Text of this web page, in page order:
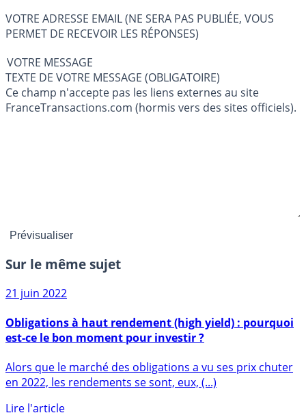
VOTRE ADRESSE EMAIL (NE SERA PAS PUBLIÉE, VOUS
PERMET DE RECEVOIR LES RÉPONSES)
VOTRE MESSAGE
TEXTE DE VOTRE MESSAGE (OBLIGATOIRE)
Ce champ n'accepte pas les liens externes au site
FranceTransactions.com (hormis vers des sites officiels).
Sur le même sujet
21 juin 2022
est-ce le bon moment pour investir ?
en 2022, les rendements se sont, eux, (...)